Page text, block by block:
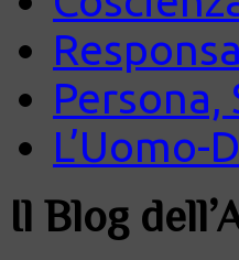
L’Uomo-
Il Blog